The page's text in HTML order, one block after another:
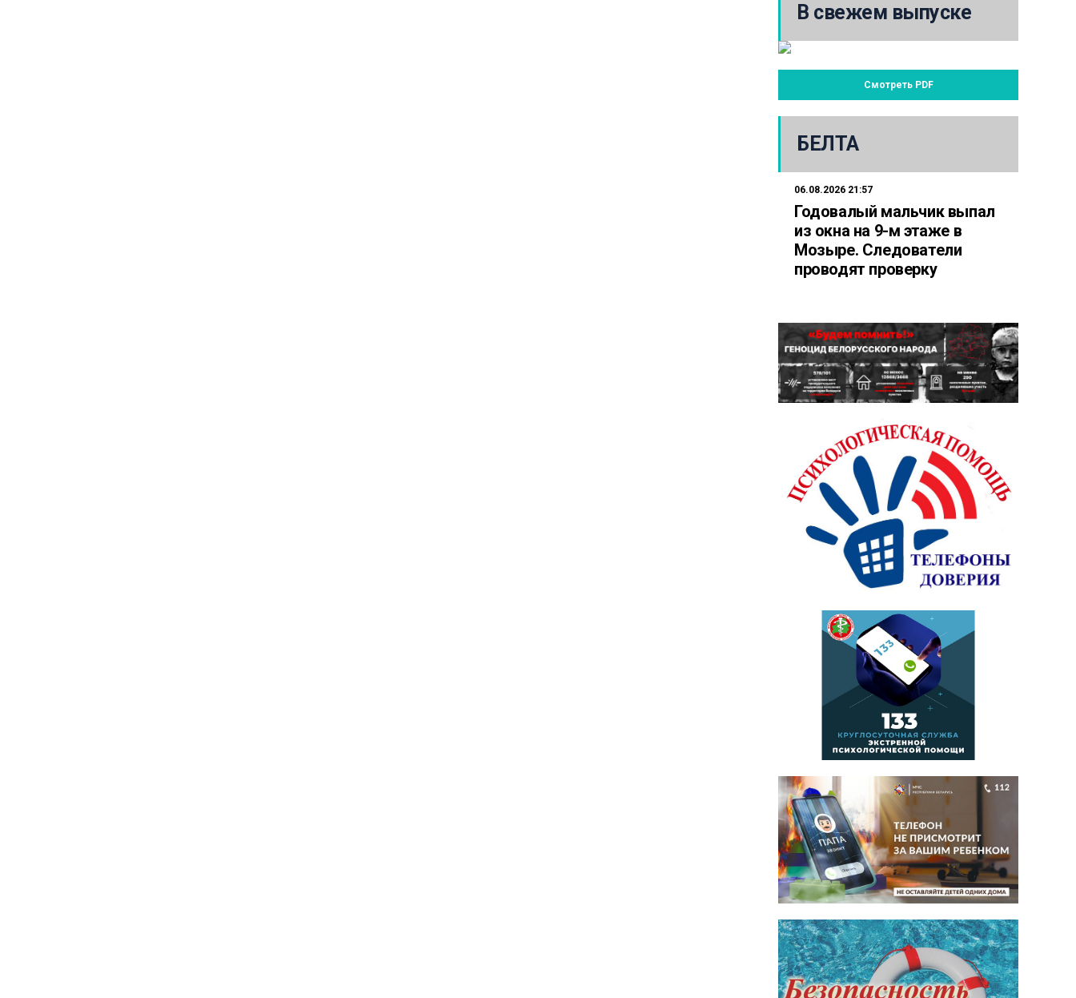
В свежем выпуске
Смотреть PDF
БЕЛТА
06.08.2026 21:57
Годовалый мальчик выпал
из окна на 9-м этаже в
Мозыре. Следователи
проводят проверку